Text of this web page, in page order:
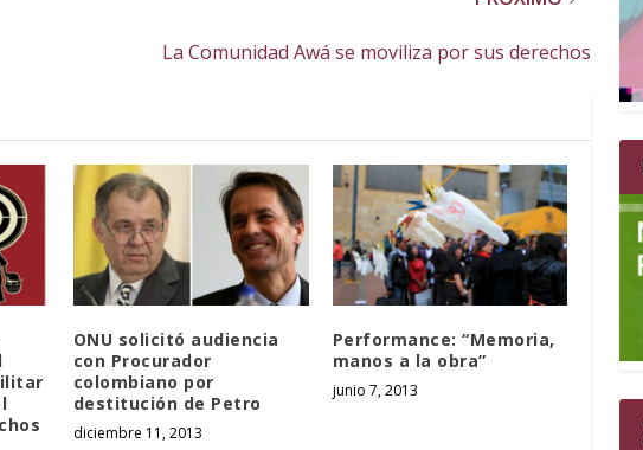
La Comunidad Awá se moviliza por sus derechos
ONU solicitó audiencia
con Procurador
colombiano por
destitución de Petro
diciembre 11, 2013
Performance: “Memoria,
manos a la obra”
junio 7, 2013